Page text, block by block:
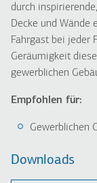
durch
Decke und Wände
Fahrgast bei jeder
Geräumigkeit
gewerblichen
Empfohlen für:
Gewerblichen
Downloads